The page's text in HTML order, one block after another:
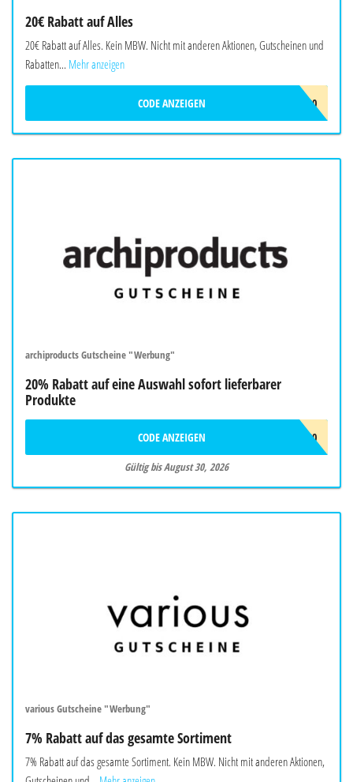
20€ Rabatt auf Alles
20€ Rabatt auf Alles. Kein MBW. Nicht mit anderen Aktionen, Gutscheinen und
Rabatten... Mehr anzeigen
OMIDI20
CODE ANZEIGEN
archiproducts Gutscheine "Werbung"
20% Rabatt auf eine Auswahl sofort lieferbarer
Produkte
SUMMER20
CODE ANZEIGEN
Gültig bis August 30, 2026
various Gutscheine "Werbung"
7% Rabatt auf das gesamte Sortiment
7% Rabatt auf das gesamte Sortiment. Kein MBW. Nicht mit anderen Aktionen,